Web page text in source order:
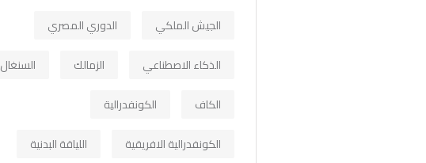
الجيش الملكي
الدوري المصري
الذكاء الاصطناعي
الزمالك
السنغال
الكاف
الكونفدرالية
الكونفدرالية الافريقية
اللياقة البدنية